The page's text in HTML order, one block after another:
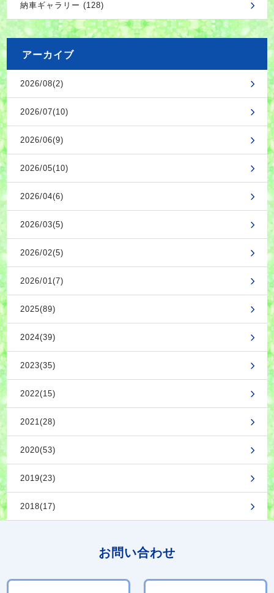
納車ギャラリー (128)
アーカイブ
2026/08(2)
2026/07(10)
2026/06(9)
2026/05(10)
2026/04(6)
2026/03(5)
2026/02(5)
2026/01(7)
2025(89)
2024(39)
2023(35)
2022(15)
2021(28)
2020(53)
2019(23)
2018(17)
お問い合わせ